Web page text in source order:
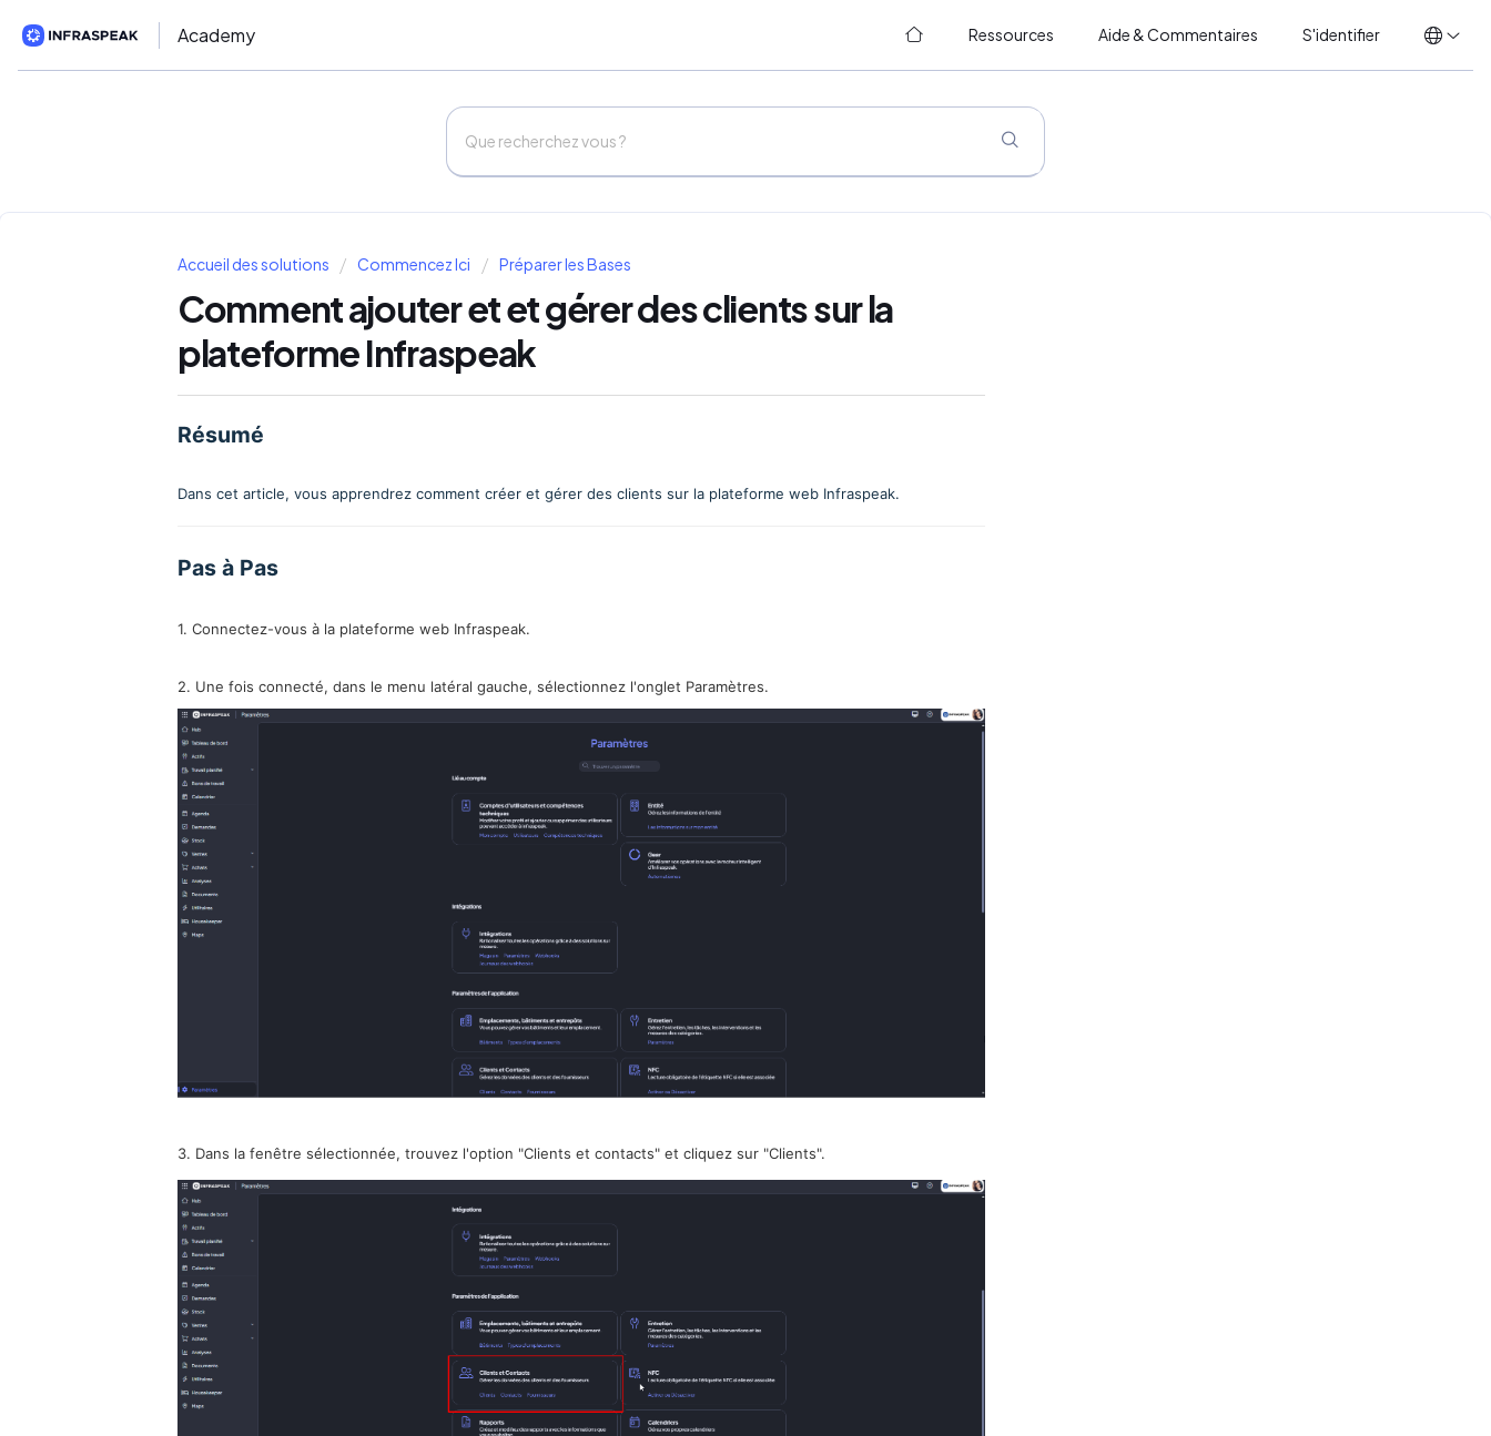
Academy Ressources Aide & Commentaires S'identifier
Accueil des solutions Commencez Ici Préparer les Bases
Comment ajouter et et gérer des clients sur la
plateforme Infraspeak
Résumé
Dans cet article, vous apprendrez comment créer et gérer des clients sur la plateforme web Infraspeak.
Pas à Pas
1. Connectez-vous à la plateforme web Infraspeak.
2. Une fois connecté, dans le menu latéral gauche, sélectionnez l'onglet Paramètres.
3. Dans la fenêtre sélectionnée, trouvez l'option "Clients et contacts" et cliquez sur "Clients".